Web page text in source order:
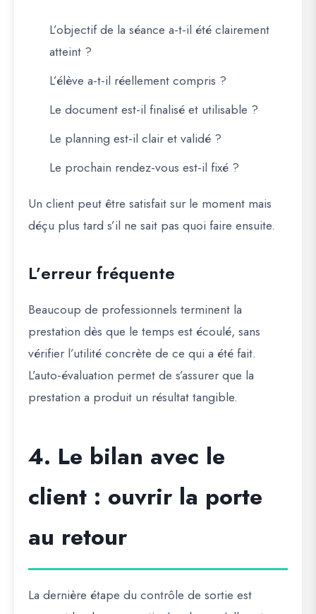
L’objectif de la séance a-t-il été clairement
atteint ?
L’élève a-t-il réellement compris ?
Le document est-il finalisé et utilisable ?
Le planning est-il clair et validé ?
Le prochain rendez-vous est-il fixé ?
Un client peut être satisfait sur le moment mais
déçu plus tard s’il ne sait pas quoi faire ensuite.
L’erreur fréquente
Beaucoup de professionnels terminent la
prestation dès que le temps est écoulé, sans
vérifier l’utilité concrète de ce qui a été fait.
L’auto-évaluation permet de s’assurer que la
prestation a produit un résultat tangible.
4. Le bilan avec le
client : ouvrir la porte
au retour
La dernière étape du contrôle de sortie est